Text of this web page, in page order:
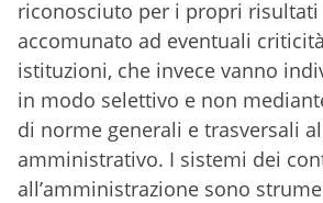
riconosciuto per i propri risultati
accomunato ad eventuali
istituzioni, che invece vanno
in modo selettivo e non
di norme generali e trasversali
amministrativo. I sistemi dei
all’amministrazione sono